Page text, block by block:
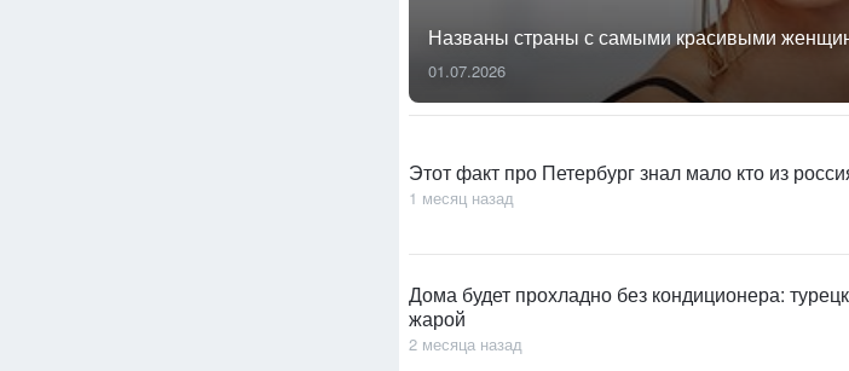
Названы страны с самыми красивыми
01.07.2026
Этот факт про Петербург знал мало кто из
1 месяц назад
Дома будет прохладно без кондиционера:
жарой
2 месяца назад